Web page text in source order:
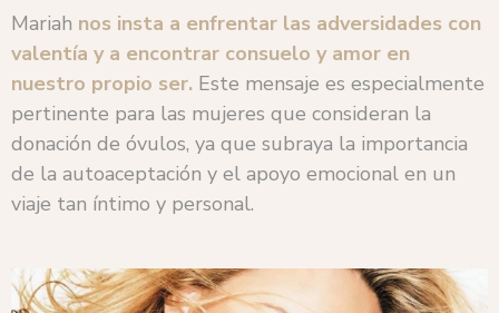
Mariah nos insta a enfrentar las adversidades con
valentía y a encontrar consuelo y amor en
nuestro propio ser. Este mensaje es especialmente
pertinente para las mujeres que consideran la
donación de óvulos, ya que subraya la importancia
de la autoaceptación y el apoyo emocional en un
viaje tan íntimo y personal.